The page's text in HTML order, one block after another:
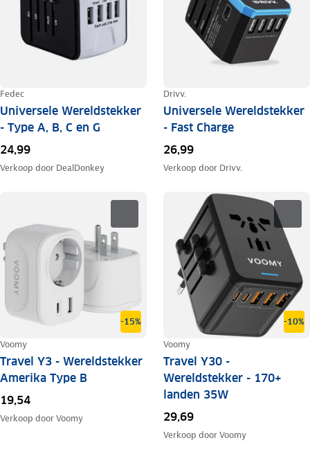
Fedec
Universele Wereldstekker
- Type A, B, C en G
24,99
Verkoop door DealDonkey
Drivv.
Universele Wereldstekker
- Fast Charge
26,99
Verkoop door Drivv.
-15%
Voomy
Travel Y3 - Wereldstekker
Amerika Type B
19,54
Verkoop doorVoomy
-10%
Voomy
Travel Y30 -
Wereldstekker - 170+
landen 35W
29,69
Verkoop doorVoomy